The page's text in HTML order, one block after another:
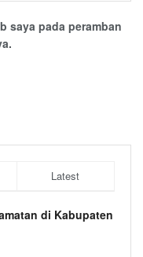
saya pada peramban
Latest
di Kabupaten